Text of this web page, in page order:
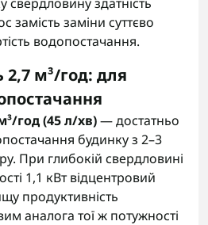
замість заміни суттєво
водопостачання.
2,7 м³/год: для
год (45 л/хв)— достатньо
будинку з 2–3
При глибокій свердловині
1,1 кВт відцентровий
продуктивність
аналога тої ж потужності